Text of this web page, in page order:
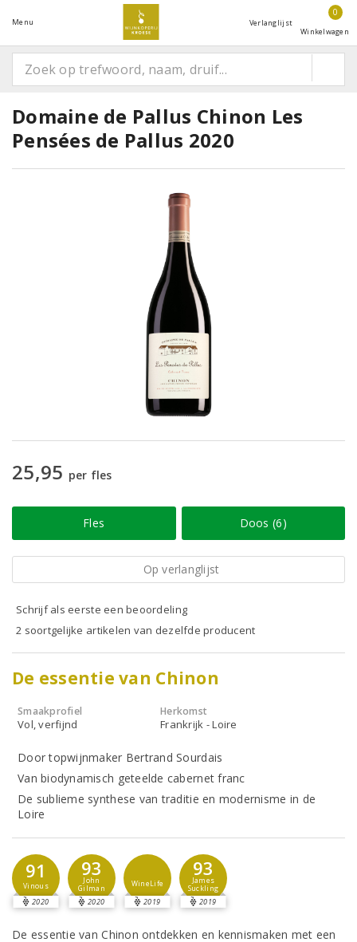
Menu Verlanglijst
0
Winkelwagen
Domaine de Pallus Chinon Les
Pensées de Pallus 2020
25,95 per fles
Fles Doos (6)
Op verlanglijst
Schrijf als eerste een beoordeling
2 soortgelijke artikelen van dezelfde producent
De essentie van Chinon
Smaakprofiel
Vol, verfijnd
Herkomst
Frankrijk - Loire
Door topwijnmaker Bertrand Sourdais
Van biodynamisch geteelde cabernet franc
De sublieme synthese van traditie en modernisme in de
Loire
91
Vinous
2020
93
John
Gilman
2020
WineLife
2019
93
James
Suckling
2019
De essentie van Chinon ontdekken en kennismaken met een